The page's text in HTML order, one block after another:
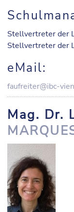
Stellvertreter der
Stellvertreter der
eMail:
faufreiter@ibc-
Mag. Dr.